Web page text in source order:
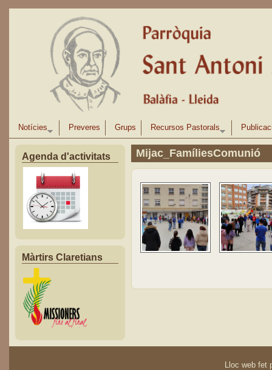
Notícies Preveres Grups Recursos Pastorals
Agenda d'activitats
Màrtirs Claretians
Mijac_FamíliesComunió
Lloc web fet